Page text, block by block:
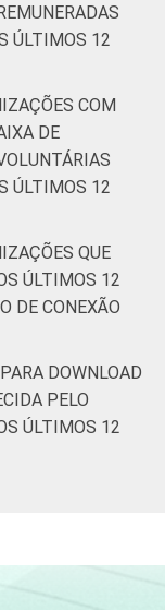
ÚLTIMOS 12
COM
DE
ÚLTIMOS 12
QUE
ÚLTIMOS 12
DE CONEXÃO
DOWNLOAD
PELO
ÚLTIMOS 12